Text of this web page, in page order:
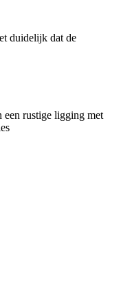
duidelijk dat de
een rustige ligging met